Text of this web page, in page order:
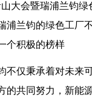
大会暨瑞浦兰钧
浦兰钧的绿色工厂
个积极的榜样
不仅秉承着对未来
的共同努力，新能